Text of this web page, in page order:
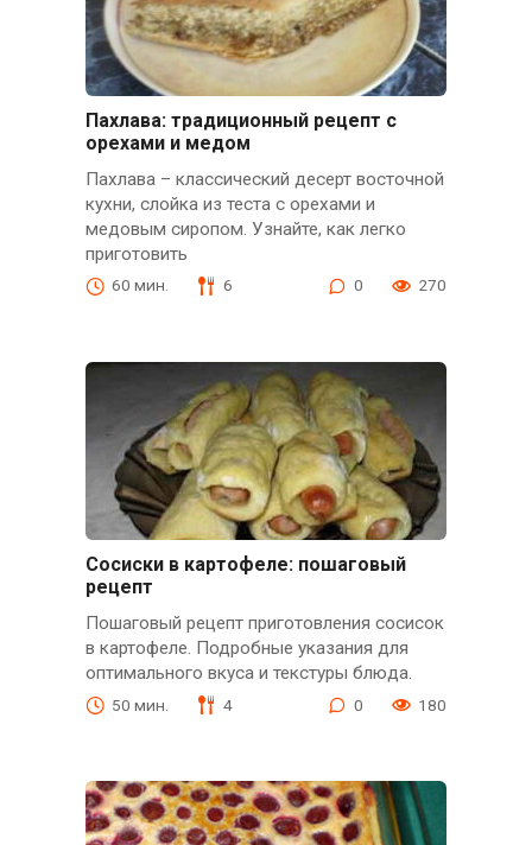
Пахлава: традиционный рецепт с
орехами и медом
Пахлава – классический десерт восточной
кухни, слойка из теста с орехами и
медовым сиропом. Узнайте, как легко
приготовить
60 мин. 6 0 270
Сосиски в картофеле: пошаговый
рецепт
Пошаговый рецепт приготовления сосисок
в картофеле. Подробные указания для
оптимального вкуса и текстуры блюда.
50 мин. 4 0 180